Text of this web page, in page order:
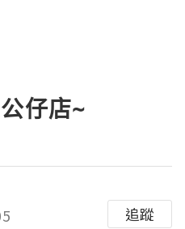
仔店~
追蹤